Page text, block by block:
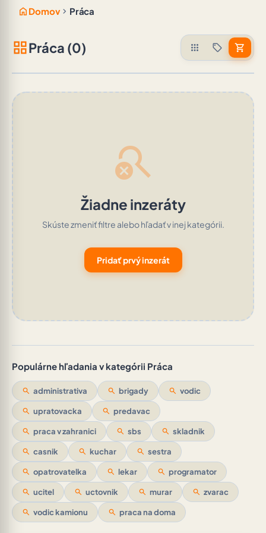
home Domov chevron_right Práca
grid_viewPráca (0) apps sell shopping_cart
search_off
Žiadne inzeráty
Skúste zmeniť filtre alebo hľadať v inej kategórii.
Pridať prvý inzerát
Populárne hľadania v kategórii Práca
search administrativa search brigady search vodic
search upratovacka search predavac
search praca v zahranici search sbs search skladnik
search casnik search kuchar search sestra
search opatrovatelka search lekar search programator
search ucitel search uctovnik search murar search zvarac
search vodic kamionu search praca na doma